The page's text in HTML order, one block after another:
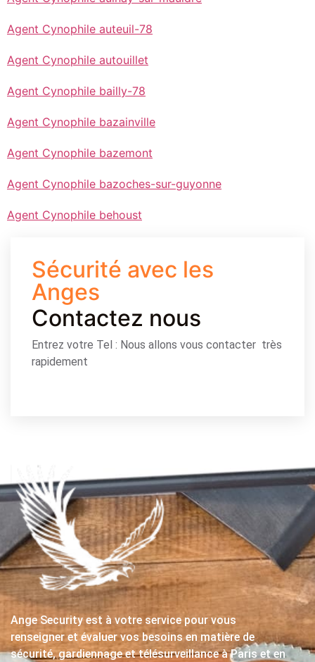
Agent Cynophile auteuil-78
Agent Cynophile autouillet
Agent Cynophile bailly-78
Agent Cynophile bazainville
Agent Cynophile bazemont
Agent Cynophile bazoches-sur-guyonne
Agent Cynophile behoust
Sécurité avec les
Anges
Contactez nous
Entrez votre Tel : Nous allons vous contacter très
rapidement
Ange Security est à votre service pour vous
renseigner et évaluer vos besoins en matière de
sécurité, gardiennage et télésurveillance à Paris et en